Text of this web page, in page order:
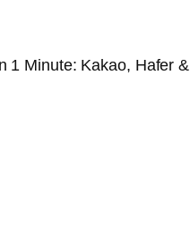
1 Minute: Kakao, Hafer &